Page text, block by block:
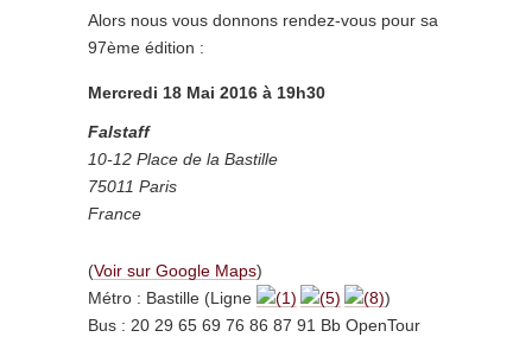
Alors nous vous donnons rendez-vous pour sa
97ème édition :
Mercredi 18 Mai 2016 à 19h30
Falstaff
10-12 Place de la Bastille
75011 Paris
France
(Voir sur Google Maps)
Métro : Bastille (Ligne
)
Bus : 20 29 65 69 76 86 87 91 Bb OpenTour